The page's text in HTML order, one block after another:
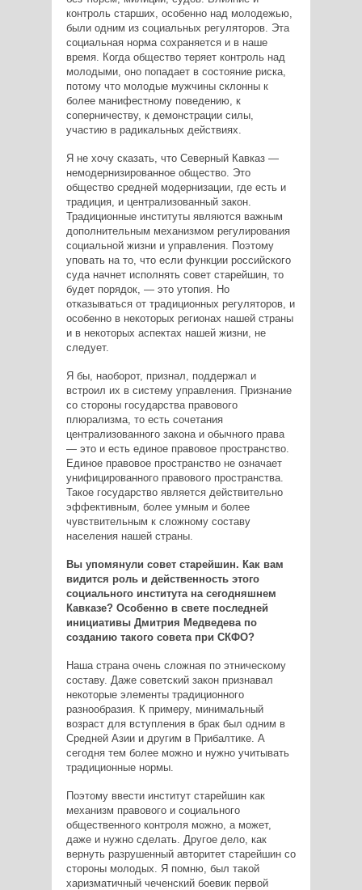
контроль старших, особенно над молодежью,
были одним из социальных регуляторов. Эта
социальная норма сохраняется и в наше
время. Когда общество теряет контроль над
молодыми, оно попадает в состояние риска,
потому что молодые мужчины склонны к
более манифестному поведению, к
соперничеству, к демонстрации силы,
участию в радикальных действиях.
Я не хочу сказать, что Северный Кавказ —
немодернизированное общество. Это
общество средней модернизации, где есть и
традиция, и централизованный закон.
Традиционные институты являются важным
дополнительным механизмом регулирования
социальной жизни и управления. Поэтому
уповать на то, что если функции российского
суда начнет исполнять совет старейшин, то
будет порядок, — это утопия. Но
отказываться от традиционных регуляторов, и
особенно в некоторых регионах нашей страны
и в некоторых аспектах нашей жизни, не
следует.
Я бы, наоборот, признал, поддержал и
встроил их в систему управления. Признание
со стороны государства правового
плюрализма, то есть сочетания
централизованного закона и обычного права
— это и есть единое правовое пространство.
Единое правовое пространство не означает
унифицированного правового пространства.
Такое государство является действительно
эффективным, более умным и более
чувствительным к сложному составу
населения нашей страны.
Вы упомянули совет старейшин. Как вам
видится роль и действенность этого
социального института на сегодняшнем
Кавказе? Особенно в свете последней
инициативы Дмитрия Медведева по
созданию такого совета при СКФО?
Наша страна очень сложная по этническому
составу. Даже советский закон признавал
некоторые элементы традиционного
разнообразия. К примеру, минимальный
возраст для вступления в брак был одним в
Средней Азии и другим в Прибалтике. А
сегодня тем более можно и нужно учитывать
традиционные нормы.
Поэтому ввести институт старейшин как
механизм правового и социального
общественного контроля можно, а может,
даже и нужно сделать. Другое дело, как
вернуть разрушенный авторитет старейшин со
стороны молодых. Я помню, был такой
харизматичный чеченский боевик первой